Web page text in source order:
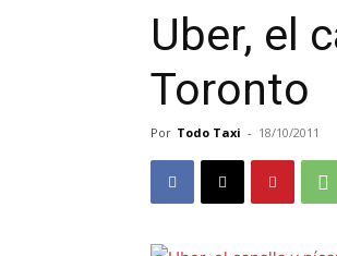
Uber, el
Toronto
Por Todo Taxi - 18/10/2011